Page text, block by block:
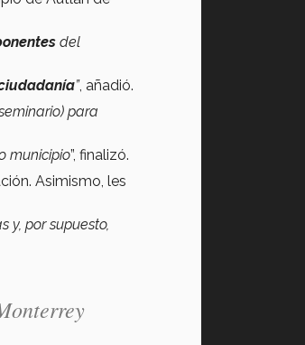
del
”, añadió.
para
municipio”, finalizó.
Asimismo, les
y, por supuesto,